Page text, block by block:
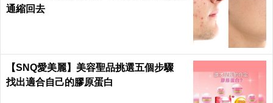
通縮回去
【SNQ愛美麗】美容聖品挑選五個步驟
找出適合自己的膠原蛋白